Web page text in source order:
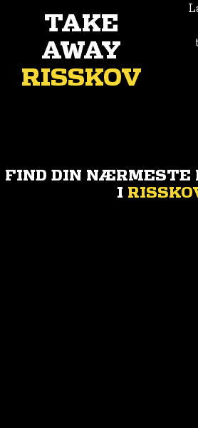
TAKE
AWAY
RISSKOV
FIND DIN NÆRMESTE
I